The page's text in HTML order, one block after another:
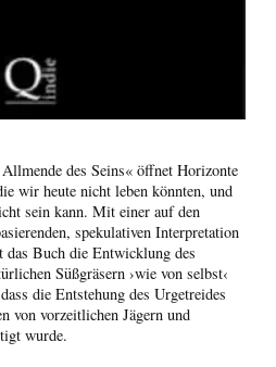
des Seins« öffnet Horizonte
wir heute nicht leben könnten, und
sein kann. Mit einer auf den
spekulativen Interpretation
das Buch die Entwicklung des
Süßgräsern ›wie von selbst‹
die Entstehung des Urgetreides
von vorzeitlichen Jägern und
wurde.